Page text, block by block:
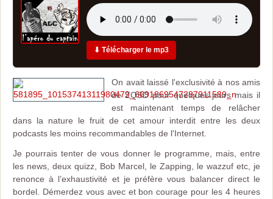
⬇ Télécharger le mp3
On avait laissé l'exclusivité à nos amis
de ZQSD pour quelques jours mais il
est maintenant temps de relâcher
dans la nature le fruit de cet amour interdit entre les deux
podcasts les moins recommandables de l'Internet.
Je pourrais tenter de vous donner le programme, mais, entre
les news, deux quizz, Bob Marcel, le Zapping, le wazzuf etc, je
renonce à l’exhaustivité et je préfère vous balancer direct le
bordel. Démerdez vous avec et bon courage pour les 4 heures